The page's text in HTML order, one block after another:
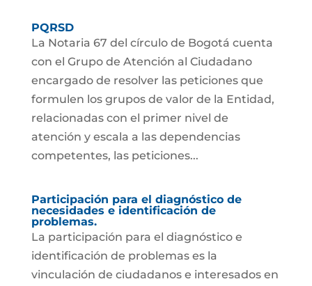
PQRSD
La Notaria 67 del círculo de Bogotá cuenta
con el Grupo de Atención al Ciudadano
encargado de resolver las peticiones que
formulen los grupos de valor de la Entidad,
relacionadas con el primer nivel de
atención y escala a las dependencias
competentes, las peticiones...
Participación para el diagnóstico de
necesidades e identificación de
problemas.
La participación para el diagnóstico e
identificación de problemas es la
vinculación de ciudadanos e interesados en